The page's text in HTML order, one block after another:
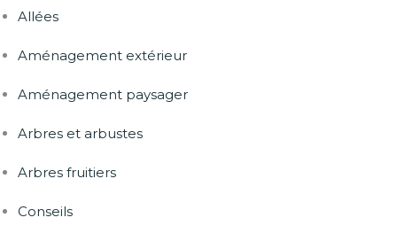
Allées
Aménagement extérieur
Aménagement paysager
Arbres et arbustes
Arbres fruitiers
Conseils